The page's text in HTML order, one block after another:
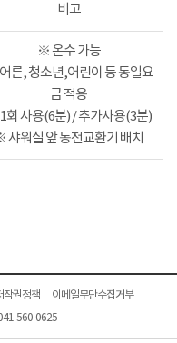
비고
※ 온수 가능
른, 청소년,어린이 등 동일요
금 적용
회 사용(6분) / 추가사용(3분)
샤워실 앞 동전교환기 배치
작권정책
이메일무단수집거부
560-0625